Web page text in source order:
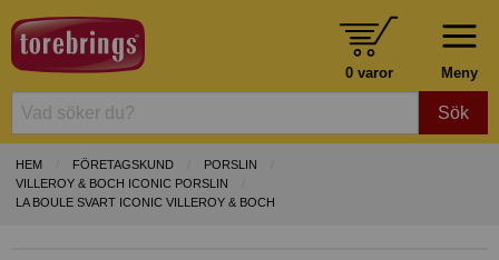
Meny
0 varor
Sök
HEM FÖRETAGSKUND
PORSLIN
VILLEROY & BOCH ICONIC PORSLIN
LA BOULE SVART ICONIC VILLEROY & BOCH